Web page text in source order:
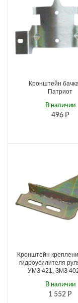
Кронштейн
Патриот
496 Р
В наличии
Кронштейн
гидроусилителя
УМЗ 421, ЗМЗ
1 552 Р
В наличии